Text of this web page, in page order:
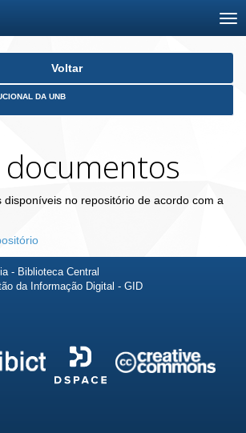
Voltar
DA UNB
documentos
disponíveis no repositório de acordo com a
- Biblioteca Central
da Informação Digital - GID